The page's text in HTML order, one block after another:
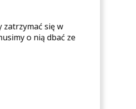
zatrzymać się w
o nią dbać ze